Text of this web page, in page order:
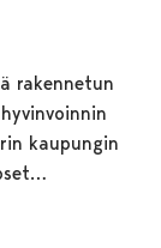
rakennetun
kaupungin